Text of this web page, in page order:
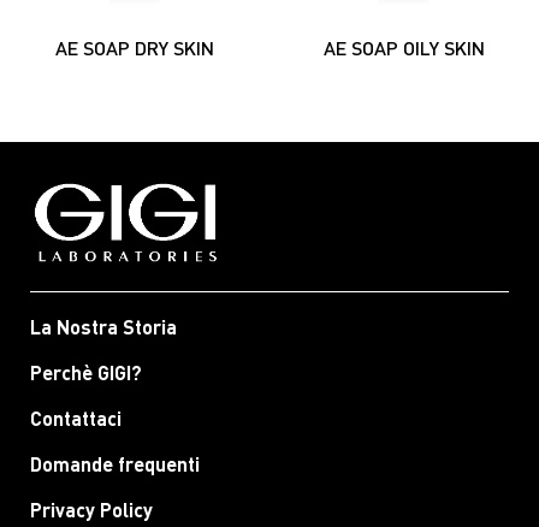
AE SOAP DRY SKIN AE SOAP OILY SKIN
La Nostra Storia
Perchè GIGI?
Contattaci
Domande frequenti
Privacy Policy